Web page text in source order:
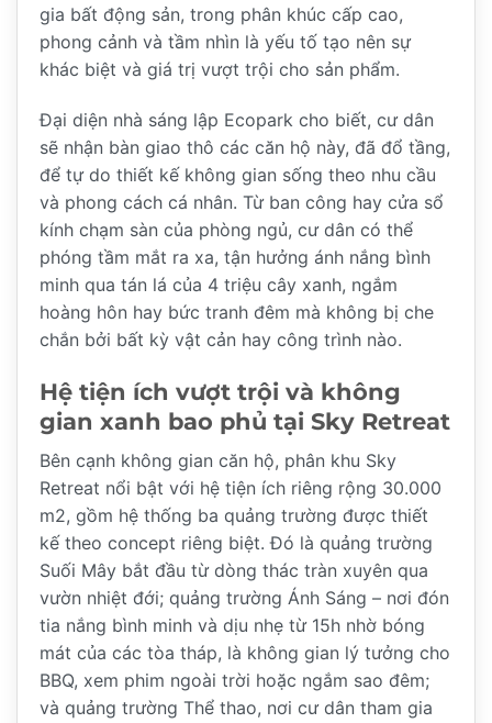
gia bất động sản, trong phân khúc cấp cao,
phong cảnh và tầm nhìn là yếu tố tạo nên sự
khác biệt và giá trị vượt trội cho sản phẩm.
Đại diện nhà sáng lập Ecopark cho biết, cư dân
sẽ nhận bàn giao thô các căn hộ này, đã đổ tầng,
để tự do thiết kế không gian sống theo nhu cầu
và phong cách cá nhân. Từ ban công hay cửa sổ
kính chạm sàn của phòng ngủ, cư dân có thể
phóng tầm mắt ra xa, tận hưởng ánh nắng bình
minh qua tán lá của 4 triệu cây xanh, ngắm
hoàng hôn hay bức tranh đêm mà không bị che
chắn bởi bất kỳ vật cản hay công trình nào.
Hệ tiện ích vượt trội và không
gian xanh bao phủ tại Sky Retreat
Bên cạnh không gian căn hộ, phân khu Sky
Retreat nổi bật với hệ tiện ích riêng rộng 30.000
m2, gồm hệ thống ba quảng trường được thiết
kế theo concept riêng biệt. Đó là quảng trường
Suối Mây bắt đầu từ dòng thác tràn xuyên qua
vườn nhiệt đới; quảng trường Ánh Sáng – nơi đón
tia nắng bình minh và dịu nhẹ từ 15h nhờ bóng
mát của các tòa tháp, là không gian lý tưởng cho
BBQ, xem phim ngoài trời hoặc ngắm sao đêm;
và quảng trường Thể thao, nơi cư dân tham gia